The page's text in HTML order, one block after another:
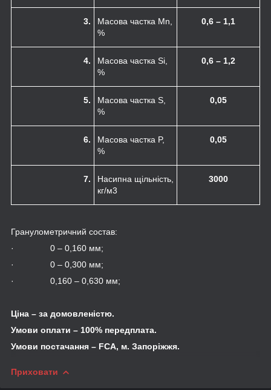
3.
Масова частка Mn,
%
0,6 – 1,1
4.
Масова частка Si,
%
0,6 – 1,2
5.
Масова частка S,
%
0,05
6.
Масова частка P,
%
0,05
7.
Насипна щільність,
кг/м3
3000
Гранулометричний состав:
· 0 – 0,160 мм;
· 0 – 0,300 мм;
· 0,160 – 0,630 мм;
Ціна – за домовленістю.
Умови оплати – 100% передплата.
Умови постачання – FCA, м. Запоріжжя.
Приховати